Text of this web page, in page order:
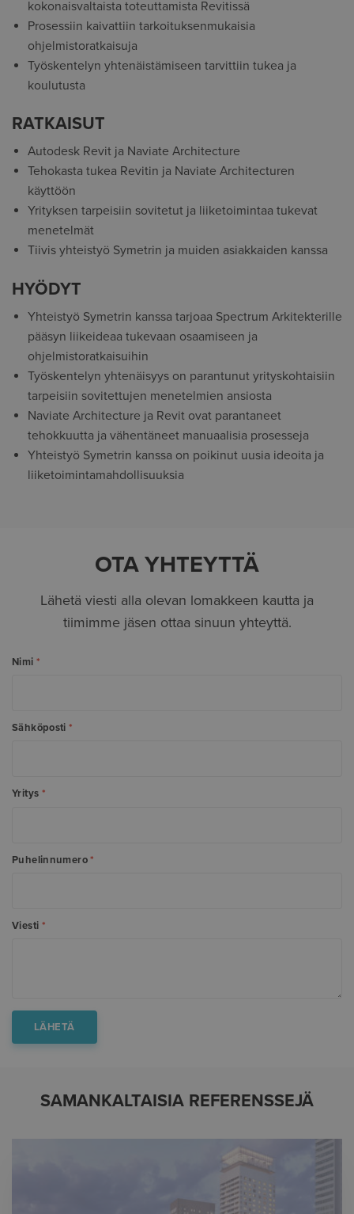
kokonaisvaltaista toteuttamista Revitissä
Prosessiin kaivattiin tarkoituksenmukaisia
ohjelmistoratkaisuja
Työskentelyn yhtenäistämiseen tarvittiin tukea ja
koulutusta
RATKAISUT
Autodesk Revit ja Naviate Architecture
Tehokasta tukea Revitin ja Naviate Architecturen
käyttöön
Yrityksen tarpeisiin sovitetut ja liiketoimintaa tukevat
menetelmät
Tiivis yhteistyö Symetrin ja muiden asiakkaiden kanssa
HYÖDYT
Yhteistyö Symetrin kanssa tarjoaa Spectrum Arkitekterille
pääsyn liikeideaa tukevaan osaamiseen ja
ohjelmistoratkaisuihin
Työskentelyn yhtenäisyys on parantunut yrityskohtaisiin
tarpeisiin sovitettujen menetelmien ansiosta
Naviate Architecture ja Revit ovat parantaneet
tehokkuutta ja vähentäneet manuaalisia prosesseja
Yhteistyö Symetrin kanssa on poikinut uusia ideoita ja
liiketoimintamahdollisuuksia
OTA YHTEYTTÄ
Lähetä viesti alla olevan lomakkeen kautta ja
tiimimme jäsen ottaa sinuun yhteyttä.
Nimi *
Sähköposti*
Yritys *
Puhelinnumero*
Viesti *
SAMANKALTAISIA REFERENSSEJÄ